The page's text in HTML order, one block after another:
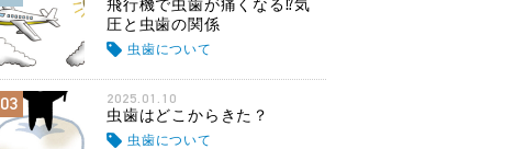
飛行機で虫歯が痛くなる⁉気
圧と虫歯の関係
虫歯について
03 2025.01.10
虫歯はどこからきた？
虫歯について